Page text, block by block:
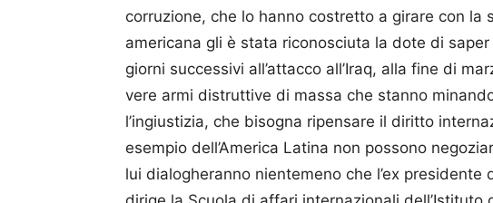
corruzione, che lo hanno costretto a girare con la
americana gli è stata riconosciuta la dote di
giorni successivi all’attacco all’Iraq, alla fine di
vere armi distruttive di massa che stanno
l’ingiustizia, che bisogna ripensare il diritto
esempio dell’America Latina non possono
lui dialogheranno nientemeno che l’ex presidente